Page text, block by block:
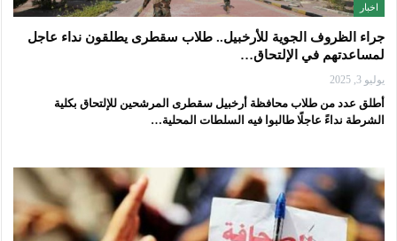
اخبار
جراء الظروف الجوية للأرخبيل.. طلاب سقطرى يطلقون نداء عاجل
لمساعدتهم في الإلتحاق…
يوليو 3, 2025
أطلق عدد من طلاب محافظة أرخبيل سقطرى المرشحين للإلتحاق بكلية
الشرطة نداءً عاجلًا طالبوا فيه السلطات المحلية…